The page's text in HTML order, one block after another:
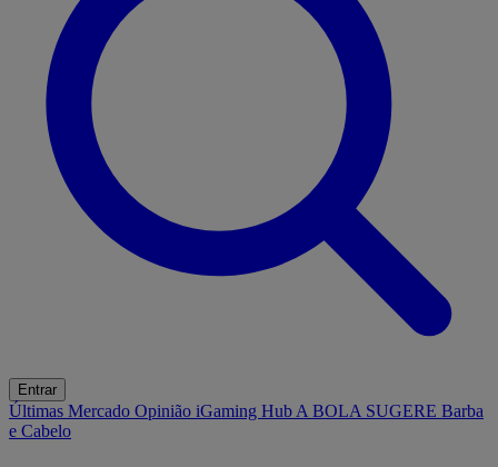
Entrar
Últimas Mercado Opinião iGaming Hub A BOLA SUGERE Barba
e Cabelo